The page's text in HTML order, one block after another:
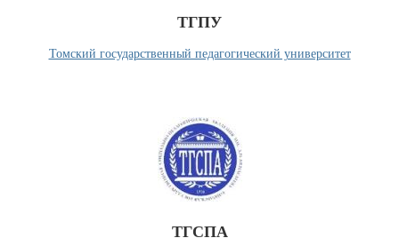
ТГПУ
Томский государственный педагогический университет
ТГСПА